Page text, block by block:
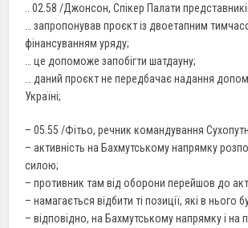
.. 02.58 /Джонсон, Спікер Палати
… запропонував проєкт із двоетапним
фінансуванням уряду;
… це допоможе запобігти шатдауну;
… даний проєкт не передбачає надання
Україні;
– 05.55 /Фітьо, речник командування
– активність на Бахмутському напрямку
силою;
– противник там від оборони перейшов до
– намагається відбити ті позиції, які в нього
– відповідно, на Бахмутському напрямку і на